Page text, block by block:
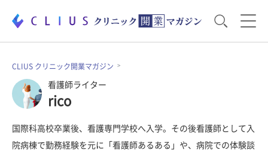
お役立ち資料
開業医のリアル
電子カルテ・ICT 医療機器・事務機器
CLIUS クリニック開業マガジン
看護師ライター
rico
国際科高校卒業後、看護専門学校へ入学。その後看護師として入
院病棟で勤務経験を元に「看護師あるある」や、病院での体験談